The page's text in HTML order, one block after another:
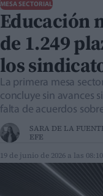
MESA SECTORIAL
Educación
de 1.249
los
La primera mesa
concluye sin avances
falta de acuerdos
SARA DE LA
EFE
19 de junio de 2026 a las